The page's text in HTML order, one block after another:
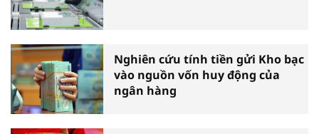
Nghiên cứu tính tiền gửi Kho bạc
vào nguồn vốn huy động của
ngân hàng